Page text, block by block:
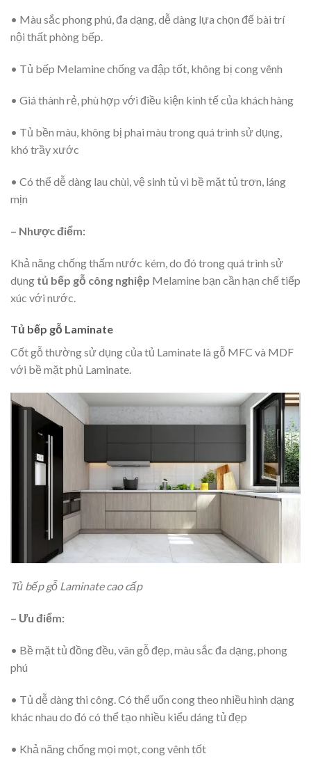
• Màu sắc phong phú, đa dạng, dễ dàng lựa chọn để bài trí
nội thất phòng bếp.
• Tủ bếp Melamine chống va đập tốt, không bị cong vênh
• Giá thành rẻ, phù hợp với điều kiện kinh tế của khách hàng
• Tủ bền màu, không bị phai màu trong quá trình sử dụng,
khó trầy xước
• Có thể dễ dàng lau chùi, vệ sinh tủ vì bề mặt tủ trơn, láng
mịn
– Nhược điểm:
Khả năng chống thấm nước kém, do đó trong quá trình sử
dụng tủ bếp gỗ công nghiệp Melamine bạn cần hạn chế tiếp
xúc với nước.
Tủ bếp gỗ Laminate
Cốt gỗ thường sử dụng của tủ Laminate là gỗ MFC và MDF
với bề mặt phủ Laminate.
Tủ bếp gỗ Laminate cao cấp
– Ưu điểm:
• Bề mặt tủ đồng đều, vân gỗ đẹp, màu sắc đa dạng, phong
phú
• Tủ dễ dàng thi công. Có thể uốn cong theo nhiều hình dạng
khác nhau do đó có thể tạo nhiều kiểu dáng tủ đẹp
• Khả năng chống mọi mọt, cong vênh tốt